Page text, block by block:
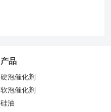
产品
硬泡催化剂
软泡催化剂
硅油